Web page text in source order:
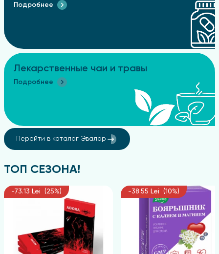
Подробнее
Лекарственные чаи и травы
Подробнее
Перейти в каталог Эвалар
ТОП СЕЗОНА!
-73.13 Lei (25%) -38.55 Lei (10%)